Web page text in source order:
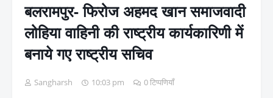
बलरामपुर- फिरोज अहमद खान समाजवादी
लोहिया वाहिनी की राष्ट्रीय कार्यकारिणी में
बनाये गए राष्ट्रीय सचिव
Sangharsh 10:03 pm 0 टिप्पणियाँ